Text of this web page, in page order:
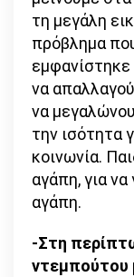
τη μεγάλη
πρόβλημα
να
να
την ισότητα
κοινωνία.
αγάπη, για
αγάπη.
-Στη
ντεμπούτου